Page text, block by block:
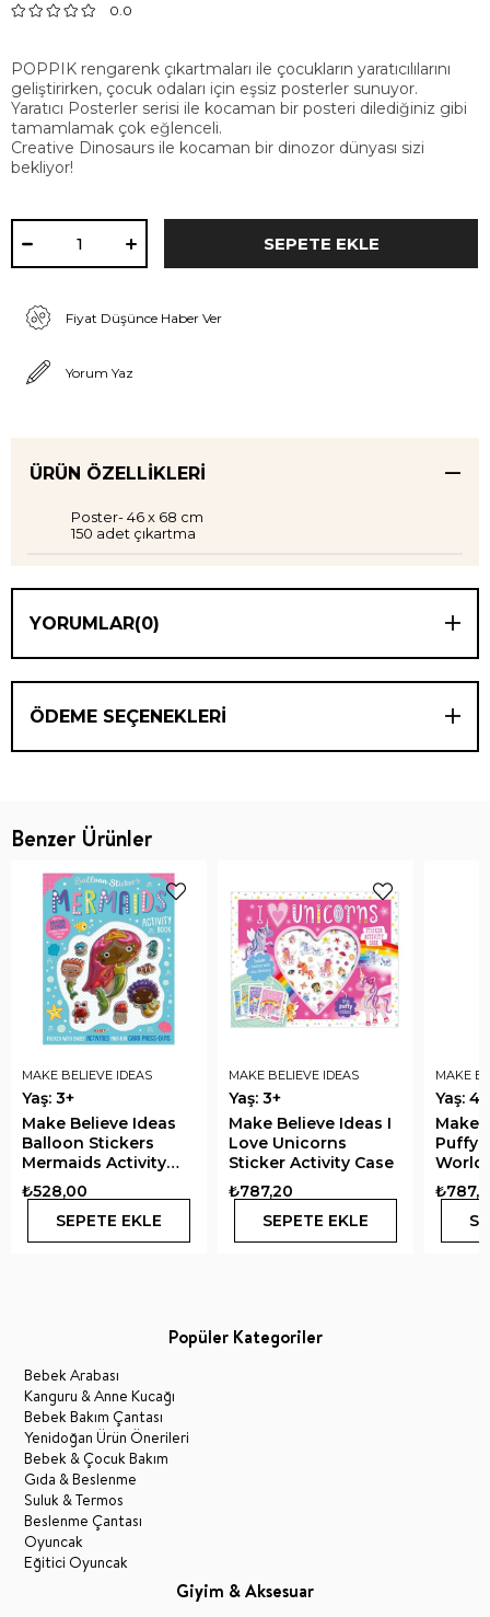
0.0
POPPIK rengarenk çıkartmaları ile çocukların yaratıcılılarını
geliştirirken, çocuk odaları için eşsiz posterler sunuyor.
Yaratıcı Posterler serisi ile kocaman bir posteri dilediğiniz gibi
tamamlamak çok eğlenceli.
Creative Dinosaurs ile kocaman bir dinozor dünyası sizi
bekliyor!
Fiyat Düşünce Haber Ver
Yorum Yaz
ÜRÜN ÖZELLIKLERI
Poster- 46 x 68 cm
150 adet çıkartma
YORUMLAR(0)
ÖDEME SEÇENEKLERI
Benzer Ürünler
MAKE BELIEVE IDEAS
Yaş: 3+
Make Believe Ideas
Balloon Stickers
Mermaids Activity
Book
₺528,00
SEPETE EKLE
MAKE BELIEVE IDEAS
Yaş: 3+
Make Believe Ideas I
Love Unicorns
Sticker Activity Case
₺787,20
SEPETE EKLE
MAKE
Yaş: 4+
Make
Puffy
World
Popüler Kategoriler
Bebek Arabası
Kanguru & Anne Kucağı
Bebek Bakım Çantası
Yenidoğan Ürün Önerileri
Bebek & Çocuk Bakım
Gıda & Beslenme
Suluk & Termos
Beslenme Çantası
Oyuncak
Eğitici Oyuncak
Giyim & Aksesuar